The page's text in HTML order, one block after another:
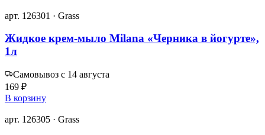
арт. 126301 · Grass
Жидкое крем-мыло Milana «Черника в йогурте»,
1л
Самовывоз с 14 августа
169 ₽
В корзину
арт. 126305 · Grass